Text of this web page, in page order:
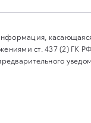
ст. 437 (2) ГК